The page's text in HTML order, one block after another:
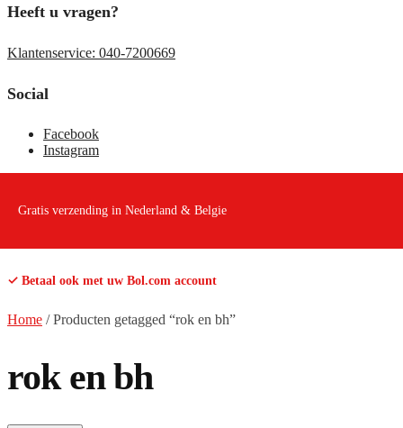
Heeft u vragen?
Klantenservice: 040-7200669
Social
Facebook
Instagram
Gratis verzending in Nederland & Belgie
✓ Betaal ook met uw Bol.com account
Home /Producten getagged “rok en bh”
rok en bh